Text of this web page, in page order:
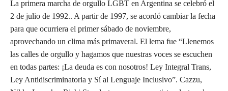
La primera marcha de orgullo LGBT en Argentina se celebró el
2 de julio de 1992.. A partir de 1997, se acordó cambiar la fecha
para que ocurriera el primer sábado de noviembre,
aprovechando un clima más primaveral. El lema fue “Llenemos
las calles de orgullo y hagamos que nuestras voces se escuchen
en todas partes: ¡La deuda es con nosotros! Ley Integral Trans,
Ley Antidiscriminatoria y Sí al Lenguaje Inclusivo”. Cazzu,